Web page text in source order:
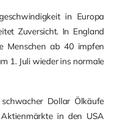
in Europa
Zuversicht. In England
Menschen ab 40 impfen
1. Juli wieder ins normale
Dollar Ölkäufe
in den USA